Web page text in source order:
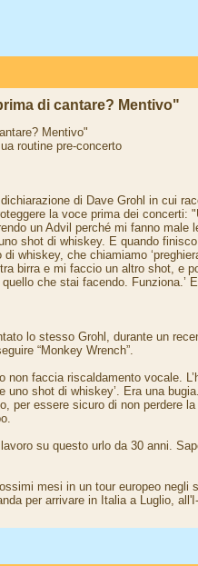
di cantare? Mentivo"
Mentivo"
routine pre-concerto
di Dave Grohl in cui
la voce prima dei concerti:
un Advil perché mi fanno
shot di whiskey. E quando finisco
whiskey, che chiamiamo
birra e mi faccio un altro shot, e
che stai facendo. Funziona.’
lo stesso Grohl, durante un
“Monkey Wrench”.
non faccia riscaldamento vocale.
uno shot di whiskey’. Era una
per essere sicuro di non perdere
su questo urlo da 30 anni.
mesi in un tour europeo
per arrivare in Italia a Luglio,